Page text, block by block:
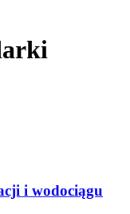
i wodociągu